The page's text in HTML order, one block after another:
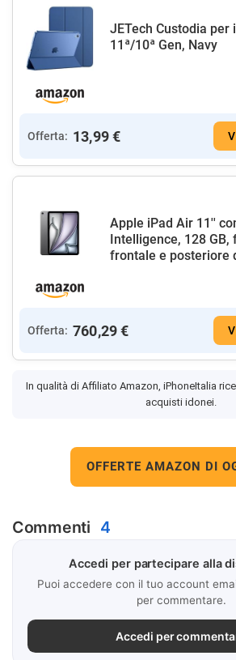
JETech Custodia per
11ª/10ª Gen, Navy
Offerta: 13,99 €
Apple iPad Air 11''
Intelligence, 128 GB,
frontale e posteriore
Offerta: 760,29 €
In qualità di Affiliato Amazon, iPhoneItalia
acquisti idonei.
OFFERTE AMAZON DI
Commenti 4
Accedi per partecipare alla
Puoi accedere con il tuo account
per commentare.
Accedi per